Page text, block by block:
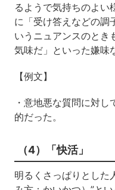
るようで気持ちのよい
に「受け答えなどの調
いうニュアンスのとき
気味だ」といった嫌味
【例文】
・意地悪な質問に対し
的だった。
（4）「快活」
明るくさっぱりとした